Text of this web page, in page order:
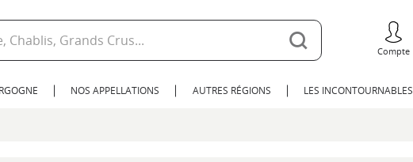
Compte
NOS APPELLATIONS AUTRES RÉGIONS LES INCONTOURNABLES